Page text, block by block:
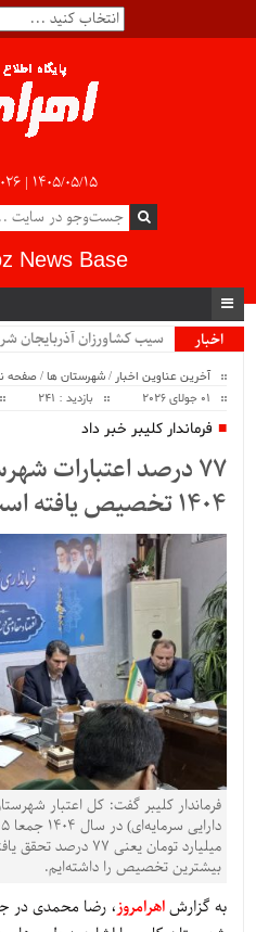
| ۱۴۰۵/۰۵/۱۵
News Base
اخبار
سیب کشاورزان آذربایجان
آخرین عناوین اخبار /شهرستان ها/صفحه
بازدید : 241
فرماندار کلیبر خبر داد
77 درصد اعتبارات
1404 تخصیص یافته است
فرماندار کلیبر گفت: کل اعتبار
میلیارد تومان یعنی
بیشترین تخصیص را داشته‌ایم.
به گزارشاهرامروز، رضا محمدی در